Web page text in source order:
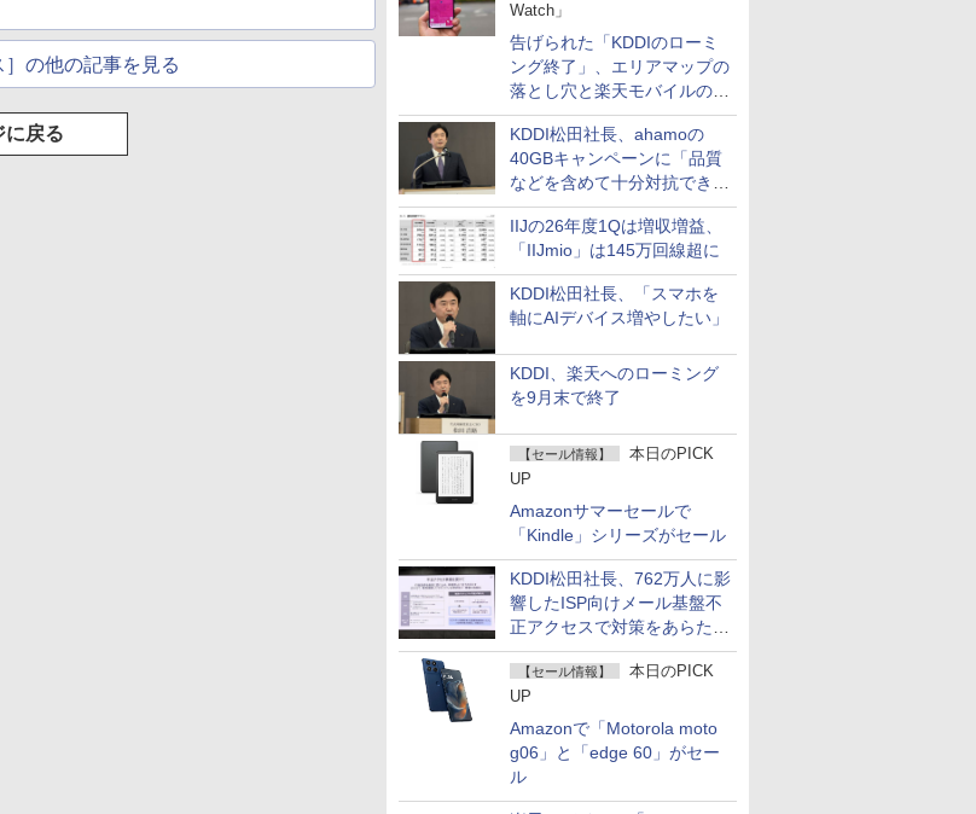
Watch」
告げられた「KDDIのローミ
ング終了」、エリアマップの
落とし穴と楽天モバイルの課
題
KDDI松田社長、ahamoの
40GBキャンペーンに「品質
などを含めて十分対抗でき
る」
IIJの26年度1Qは増収増益、
「IIJmio」は145万回線超に
KDDI松田社長、「スマホを
軸にAIデバイス増やしたい」
KDDI、楽天へのローミング
を9月末で終了
【セール情報】
本日のPICK
UP
Amazonサマーセールで
「Kindle」シリーズがセール
KDDI松田社長、762万人に影
響したISP向けメール基盤不
正アクセスで対策をあらため
て説明
【セール情報】
本日のPICK
UP
Amazonで「Motorola moto
g06」と「edge 60」がセー
ル
］の他の記事を見る
に戻る